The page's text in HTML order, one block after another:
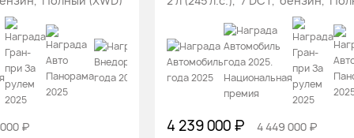
₽ 4 239 000 ₽ 4 449 000 ₽